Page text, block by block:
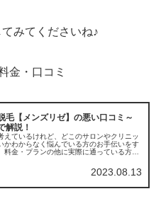
みてくださいね♪
金・口コミ
毛【メンズリゼ】の悪い口コミ～
解説！
えているけれど、どこのサロンやクリニッ
かわからなく悩んでいる方のお手伝いをす
料金・プランの他に実際に通っている方の
2023.08.13